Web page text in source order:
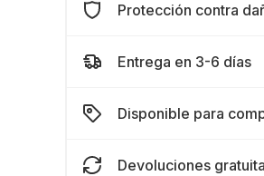
Protección contra
Entrega en 3-6 días
Disponible para
Devoluciones